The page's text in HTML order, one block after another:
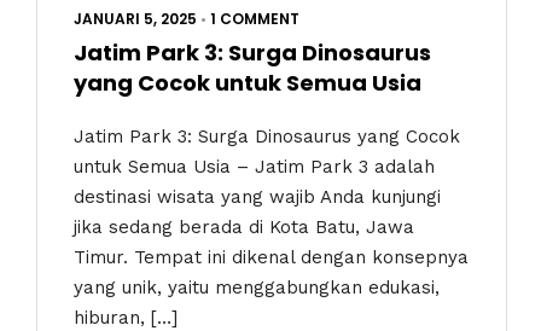
JANUARI 5, 2025 • 1 COMMENT
Jatim Park 3: Surga Dinosaurus
yang Cocok untuk Semua Usia
Jatim Park 3: Surga Dinosaurus yang Cocok
untuk Semua Usia – Jatim Park 3 adalah
destinasi wisata yang wajib Anda kunjungi
jika sedang berada di Kota Batu, Jawa
Timur. Tempat ini dikenal dengan konsepnya
yang unik, yaitu menggabungkan edukasi,
hiburan, […]